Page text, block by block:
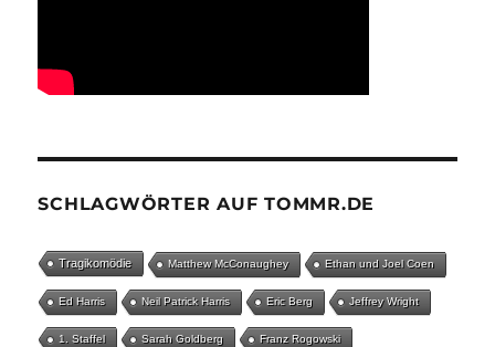
SCHLAGWÖRTER AUF TOMMR.DE
Tragikomödie Matthew McConaughey Ethan und Joel Coen
Ed Harris Neil Patrick Harris Eric Berg Jeffrey Wright
1. Staffel Sarah Goldberg Franz Rogowski